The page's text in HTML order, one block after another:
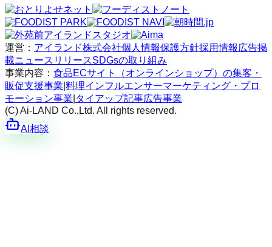
運営： アイランド株式会社個人情報保護方針採用情報 広告掲
載ニュースリリースSDGsの取り組み
事業内容： 食品ECサイト（オンラインショップ）の集客・
販促支援事業 料理インフルエンサーマーケティング・プロ
モーション事業 タイアップ記事広告事業
(C) Ai-LAND Co.,Ltd. All rights reserved.
AI相談